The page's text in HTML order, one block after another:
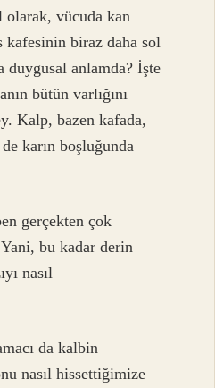
vücuda kan
kafesinin biraz daha sol
duygusal anlamda? İşte
bütün varlığını
Kalp, bazen kafada,
karın boşluğunda
gerçekten çok
bu kadar derin
nasıl
da kalbin
nasıl hissettiğimize